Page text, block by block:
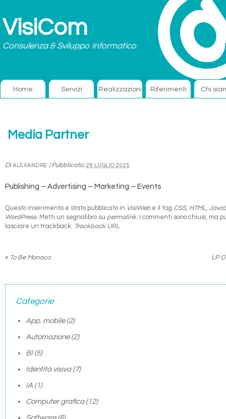
VisiCom
Consulenza & Sviluppo Informatico
Home Servizi Realizzazioni Riferimenti Chi
Media Partner
DiALEXANDRE |Pubblicato:28 LUGLIO 2025
Publishing – Advertising – Marketing – Events
Questo inserimento è stato pubblicato in VisiWebe il tag CSS, HTML,
WordPress. Metti un segnalibro su permalink. I commenti sono chiusi, ma
lasciare un trackback: Trackback URL.
« To Be Monaco LP
Categorie
App. mobile(2)
Automazione(2)
BI(5)
Identità visiva(7)
IA (1)
Computer grafica(12)